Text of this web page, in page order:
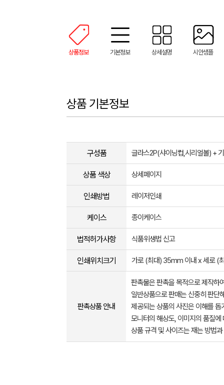
상품정보 기본정보 상세설명 시안샘플
상품 기본정보
구성품 글라스2P(샤이닝컵,시리얼볼) +
상품 색상 상세페이지
인쇄방법 레이저인쇄
케이스 종이케이스
법적허가사항 식품위생법 신고
인쇄위치크기 가로 (최대) 35mm 이내 x 세로 (
판촉상품 안내
판촉물은 판촉을 목적으로 제작하
일반상품으로 판매는 신중히 판단
제공되는 상품의 사진은 이해를
모니터의 해상도, 이미지의 품질
상품 규격 및 사이즈는 재는 방법